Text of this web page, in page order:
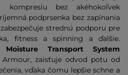
bez akéhokoľvek
podprsenka bez zapínania
strednú podporu pre
fitness a spinning a ďalšie.
Moisture Transport System
zaisťuje odvod potu od
vďaka čomu lepšie schne a